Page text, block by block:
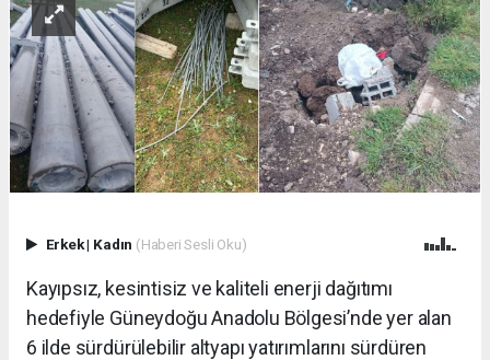
Erkek| Kadın (Haberi Sesli Oku)
Kayıpsız, kesintisiz ve kaliteli enerji dağıtımı
hedefiyle Güneydoğu Anadolu Bölgesi’nde yer alan
6 ilde sürdürülebilir altyapı yatırımlarını sürdüren